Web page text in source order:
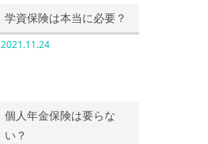
学資保険は本当に必要？
2021.11.24
個人年金保険は要らな
い？